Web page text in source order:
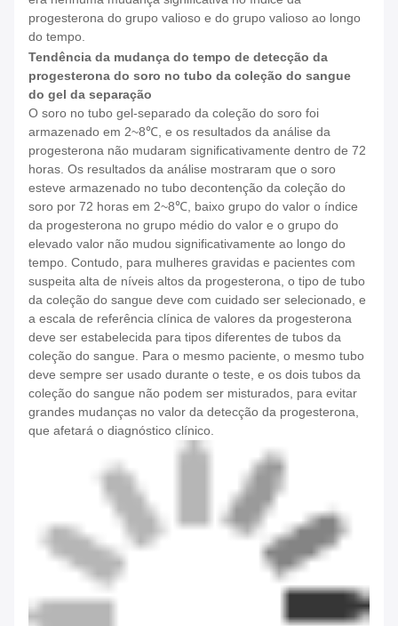
progesterona do grupo valioso e do grupo valioso ao longo
do tempo.
Tendência da mudança do tempo de detecção da
progesterona do soro no tubo da coleção do sangue
do gel da separação
O soro no tubo gel-separado da coleção do soro foi
armazenado em 2~8℃, e os resultados da análise da
progesterona não mudaram significativamente dentro de 72
horas. Os resultados da análise mostraram que o soro
esteve armazenado no tubo decontenção da coleção do
soro por 72 horas em 2~8℃, baixo grupo do valor o índice
da progesterona no grupo médio do valor e o grupo do
elevado valor não mudou significativamente ao longo do
tempo. Contudo, para mulheres gravidas e pacientes com
suspeita alta de níveis altos da progesterona, o tipo de tubo
da coleção do sangue deve com cuidado ser selecionado, e
a escala de referência clínica de valores da progesterona
deve ser estabelecida para tipos diferentes de tubos da
coleção do sangue. Para o mesmo paciente, o mesmo tubo
deve sempre ser usado durante o teste, e os dois tubos da
coleção do sangue não podem ser misturados, para evitar
grandes mudanças no valor da detecção da progesterona,
que afetará o diagnóstico clínico.